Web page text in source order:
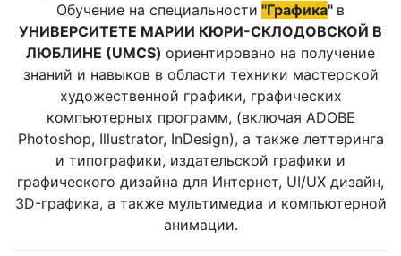
Обучение на специальности "Графика" в
УНИВЕРСИТЕТЕ МАРИИ КЮРИ-СКЛОДОВСКОЙ В
ЛЮБЛИНЕ (UMCS) ориентировано на получение
знаний и навыков в области техники мастерской
художественной графики, графических
компьютерных программ, (включая ADOBE
Photoshop, Illustrator, InDesign), а также леттеринга
и типографики, издательской графики и
графического дизайна для Интернет, UI/UX дизайн,
3D-графика, а также мультимедиа и компьютерной
анимации.